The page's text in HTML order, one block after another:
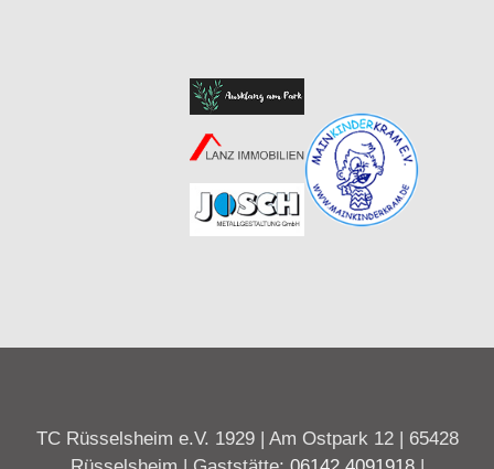
TC Rüsselsheim e.V. 1929 | Am Ostpark 12 | 65428